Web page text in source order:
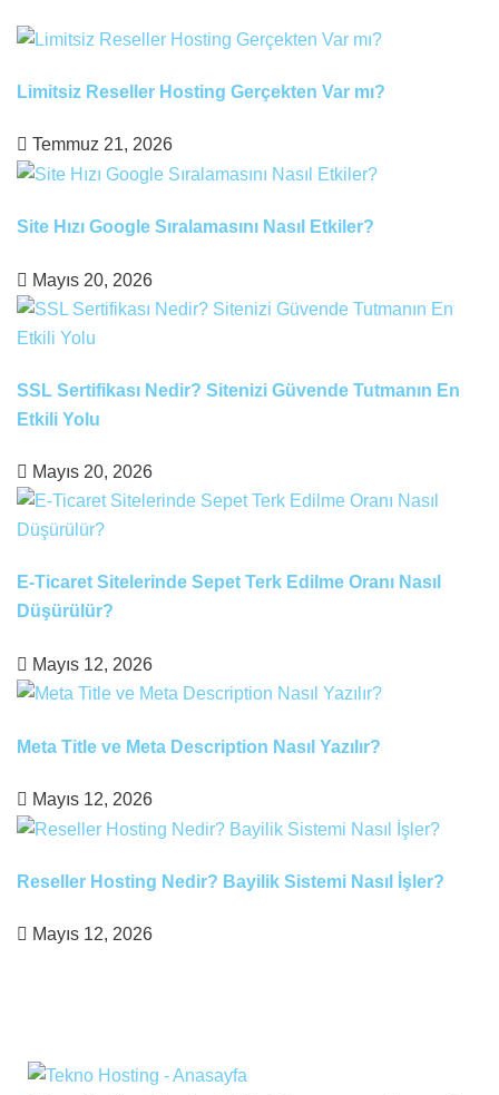
Limitsiz Reseller Hosting Gerçekten Var mı?
Temmuz 21, 2026
Site Hızı Google Sıralamasını Nasıl Etkiler?
Mayıs 20, 2026
SSL Sertifikası Nedir? Sitenizi Güvende Tutmanın En
Etkili Yolu
Mayıs 20, 2026
E-Ticaret Sitelerinde Sepet Terk Edilme Oranı Nasıl
Düşürülür?
Mayıs 12, 2026
Meta Title ve Meta Description Nasıl Yazılır?
Mayıs 12, 2026
Reseller Hosting Nedir? Bayilik Sistemi Nasıl İşler?
Mayıs 12, 2026